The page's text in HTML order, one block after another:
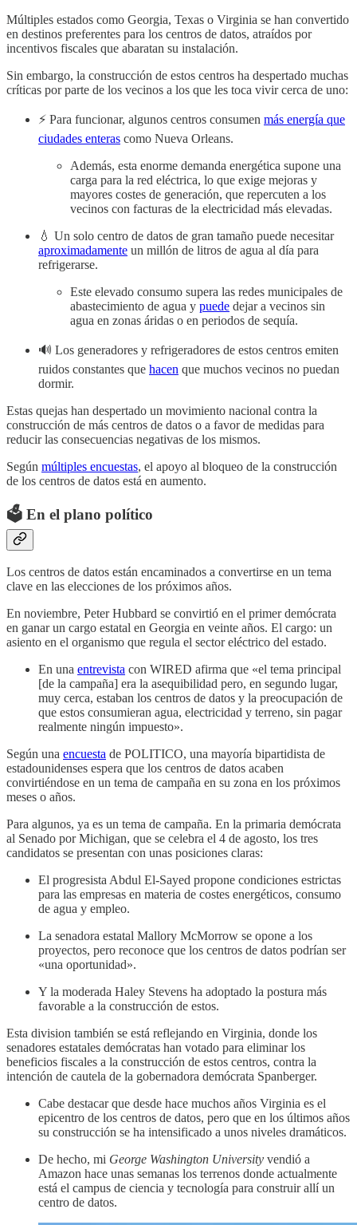
Múltiples estados como Georgia, Texas o Virginia se han convertido
en destinos preferentes para los centros de datos, atraídos por
incentivos fiscales que abaratan su instalación.
Sin embargo, la construcción de estos centros ha despertado muchas
críticas por parte de los vecinos a los que les toca vivir cerca de uno:
⚡️ Para funcionar, algunos centros consumen más energía que
ciudades enteras como Nueva Orleans.
Además, esta enorme demanda energética supone una
carga para la red eléctrica, lo que exige mejoras y
mayores costes de generación, que repercuten a los
vecinos con facturas de la electricidad más elevadas.
💧 Un solo centro de datos de gran tamaño puede necesitar
aproximadamente un millón de litros de agua al día para
refrigerarse.
Este elevado consumo supera las redes municipales de
abastecimiento de agua y puede dejar a vecinos sin
agua en zonas áridas o en periodos de sequía.
🔊 Los generadores y refrigeradores de estos centros emiten
ruidos constantes que hacen que muchos vecinos no puedan
dormir.
Estas quejas han despertado un movimiento nacional contra la
construcción de más centros de datos o a favor de medidas para
reducir las consecuencias negativas de los mismos.
Según múltiples encuestas, el apoyo al bloqueo de la construcción
de los centros de datos está en aumento.
🗳️ En el plano político
Los centros de datos están encaminados a convertirse en un tema
clave en las elecciones de los próximos años.
En noviembre, Peter Hubbard se convirtió en el primer demócrata
en ganar un cargo estatal en Georgia en veinte años. El cargo: un
asiento en el organismo que regula el sector eléctrico del estado.
En una entrevista con WIRED afirma que «el tema principal
[de la campaña] era la asequibilidad pero, en segundo lugar,
muy cerca, estaban los centros de datos y la preocupación de
que estos consumieran agua, electricidad y terreno, sin pagar
realmente ningún impuesto».
Según una encuesta de POLITICO, una mayoría bipartidista de
estadounidenses espera que los centros de datos acaben
convirtiéndose en un tema de campaña en su zona en los próximos
meses o años.
Para algunos, ya es un tema de campaña. En la primaria demócrata
al Senado por Michigan, que se celebra el 4 de agosto, los tres
candidatos se presentan con unas posiciones claras:
El progresista Abdul El-Sayed propone condiciones estrictas
para las empresas en materia de costes energéticos, consumo
de agua y empleo.
La senadora estatal Mallory McMorrow se opone a los
proyectos, pero reconoce que los centros de datos podrían ser
«una oportunidad».
Y la moderada Haley Stevens ha adoptado la postura más
favorable a la construcción de estos.
Esta division también se está reflejando en Virginia, donde los
senadores estatales demócratas han votado para eliminar los
beneficios fiscales a la construcción de estos centros, contra la
intención de cautela de la gobernadora demócrata Spanberger.
Cabe destacar que desde hace muchos años Virginia es el
epicentro de los centros de datos, pero que en los últimos años
su construcción se ha intensificado a unos niveles dramáticos.
De hecho, mi George Washington University vendió a
Amazon hace unas semanas los terrenos donde actualmente
está el campus de ciencia y tecnología para construir allí un
centro de datos.